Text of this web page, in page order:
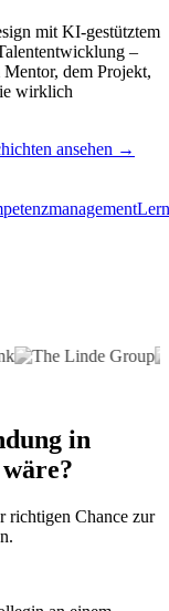
mit KI-gestütztem
–
dem Projekt,
wirklich
ansehen →
in
richtigen Chance zur